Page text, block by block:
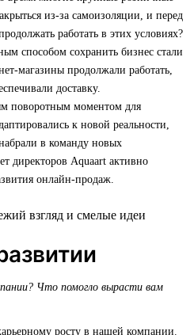
из-за самоизоляции, и перед
работать в этих условиях?
способом сохранить бизнес стали
магазины продолжали работать,
доставку.
поворотным моментом для
к новой реальности,
в команду новых
директоров Aquaart активно
онлайн-продаж.
Что помогло вырасти вам
росту в нашей компании.